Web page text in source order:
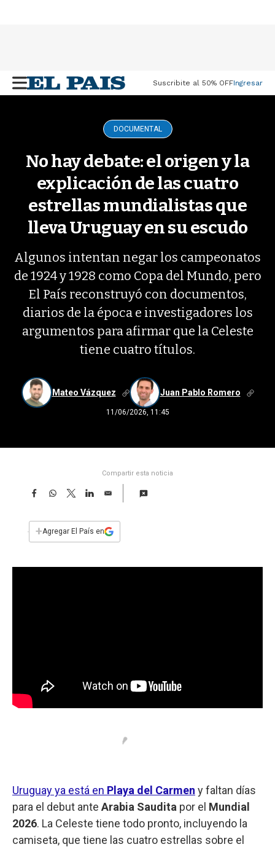
Suscribite al 50% OFFIngresar
DOCUMENTAL
No hay debate: el origen y la
explicación de las cuatro
estrellas mundialistas que
lleva Uruguay en su escudo
Algunos intentan negar los campeonatos
de 1924 y 1928 como Copa del Mundo, pero
El País reconstruyó con documentos,
diarios de la época e investigadores los
argumentos para afirmar que la Celeste
tiene cuatro títulos.
Mateo Vázquez Juan Pablo Romero
11/06/2026, 11:45
Compartir esta noticia
F
e
b
W
s
T
w
t
L
E
i
l
+Agregar El País en
Uruguay ya está en Playa del Carmen y faltan días
para el debut ante Arabia Saudita por el Mundial
2026. La Celeste tiene todo pronto, incluyendo la
camiseta, que tiene las cuatro estrellas sobre el